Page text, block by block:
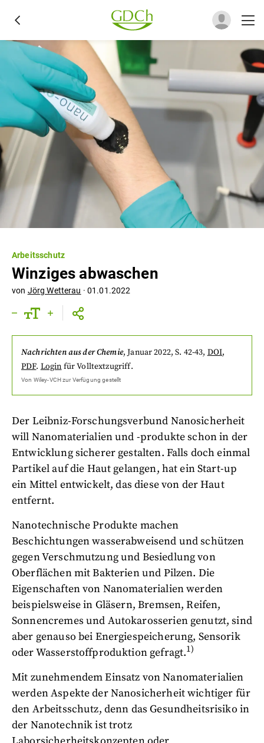
Arbeitsschutz
Winziges abwaschen
von Jörg Wetterau ·01.01.2022
Nachrichten aus der Chemie,Januar 2022, S. 42-43, DOI,
PDF. Login für Volltextzugriff.
Von Wiley-VCHzur Verfügung gestellt
Der Leibniz-Forschungsverbund Nanosicherheit
will Nanomaterialien und -produkte schon in der
Entwicklung sicherer gestalten. Falls doch einmal
Partikel auf die Haut gelangen, hat ein Start-up
ein Mittel entwickelt, das diese von der Haut
entfernt.
Nanotechnische Produkte machen
Beschichtungen wasserabweisend und schützen
gegen Verschmutzung und Besiedlung von
Oberflächen mit Bakterien und Pilzen. Die
Eigenschaften von Nanomaterialien werden
beispielsweise in Gläsern, Bremsen, Reifen,
Sonnencremes und Autokarosserien genutzt, sind
aber genauso bei Energiespeicherung, Sensorik
oder Wasserstoffproduktion gefragt.1)
Mit zunehmendem Einsatz von Nanomaterialien
werden Aspekte der Nanosicherheit wichtiger für
den Arbeitsschutz, denn das Gesundheitsrisiko in
der Nanotechnik ist trotz